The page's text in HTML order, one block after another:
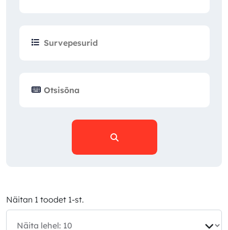
Näitan 1 toodet 1-st.